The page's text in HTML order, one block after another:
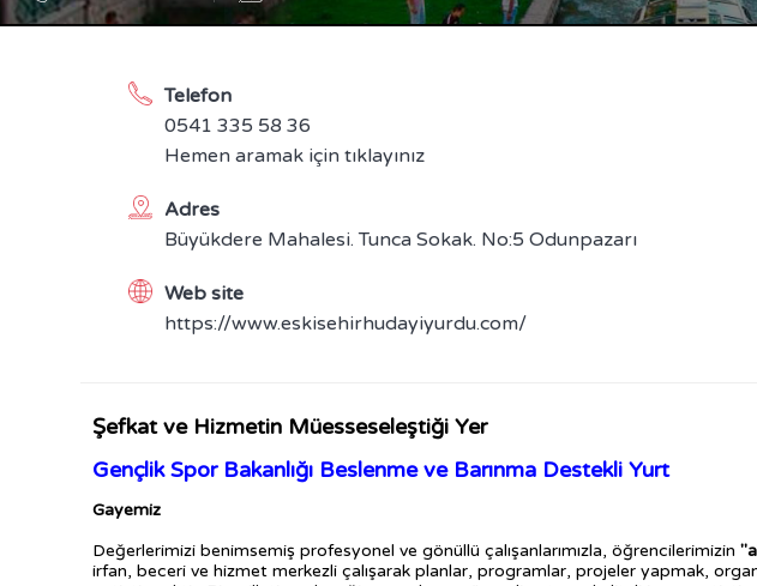
Telefon
0541 335 58 36
Hemen aramak için tıklayınız
Adres
Büyükdere Mahalesi. Tunca Sokak. No:5 Odunpazarı
Web site
https://www.eskisehirhudayiyurdu.com/
Şefkat ve Hizmetin Müesseseleştiği Yer
Gençlik Spor Bakanlığı Beslenme ve Barınma Destekli Yurt
Gayemiz
Değerlerimizi benimsemiş profesyonel ve gönüllü çalışanlarımızla, öğrencilerimizin
irfan, beceri ve hizmet merkezli çalışarak planlar, programlar, projeler yapmak,